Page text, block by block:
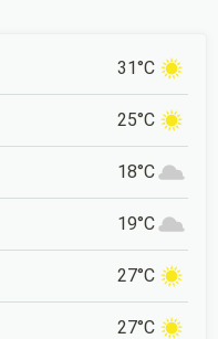
31°C
25°C
18°C
19°C
27°C
27°C